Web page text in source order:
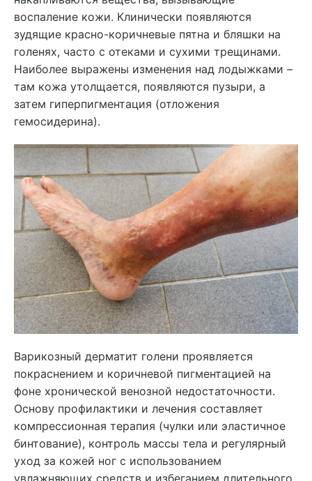
воспаление кожи. Клинически появляются
зудящие красно-коричневые пятна и бляшки на
голенях, часто с отеками и сухими трещинами.
Наиболее выражены изменения над лодыжками –
там кожа утолщается, появляются пузыри, а
затем гиперпигментация (отложения
гемосидерина).
Варикозный дерматит голени проявляется
покраснением и коричневой пигментацией на
фоне хронической венозной недостаточности.
Основу профилактики и лечения составляет
компрессионная терапия (чулки или эластичное
бинтование), контроль массы тела и регулярный
уход за кожей ног с использованием
увлажняющих средств и избеганием длительного